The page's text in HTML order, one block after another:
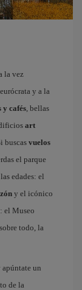
la vez
y a la
y cafés, bellas
art
buscas vuelos
el parque
edades: el
y el icónico
el Museo
todo, la
apúntate un
de la